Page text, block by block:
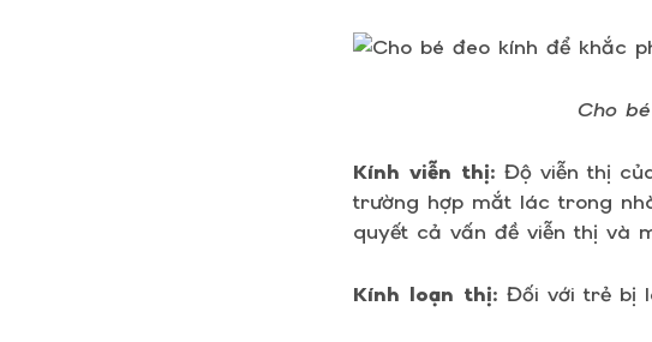
Cho
Kính viễn thị: Độ viễn thị
trường hợp mắt lác trong
quyết cả vấn đề viễn thị và
Kính loạn thị: Đối với trẻ bị